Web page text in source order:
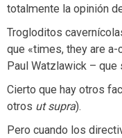
totalmente la opinión
Trogloditos
que «times, they are a-
Paul Watzlawick –
Cierto que hay otros
otros ut supra).
Pero cuando los